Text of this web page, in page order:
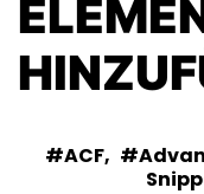
ACF,